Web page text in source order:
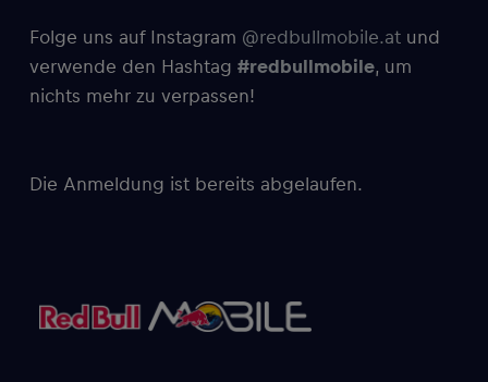
Folge uns auf Instagram @redbullmobile.at und
verwende den Hashtag #redbullmobile, um
nichts mehr zu verpassen!
Die Anmeldung ist bereits abgelaufen.